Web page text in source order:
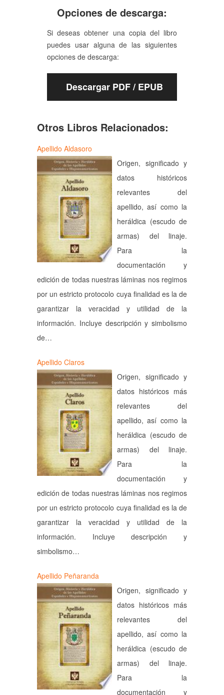
Opciones de descarga:
Si deseas obtener una copia del libro
puedes usar alguna de las siguientes
opciones de descarga:
Descargar PDF / EPUB
Otros Libros Relacionados:
Apellido Aldasoro
Origen, significado y
datos históricos
relevantes del
apellido, así como la
heráldica (escudo de
armas) del linaje.
Para la
documentación y
edición de todas nuestras láminas nos regimos
por un estricto protocolo cuya finalidad es la de
garantizar la veracidad y utilidad de la
información. Incluye descripción y simbolismo
de…
Apellido Claros
Origen, significado y
datos históricos más
relevantes del
apellido, así como la
heráldica (escudo de
armas) del linaje.
Para la
documentación y
edición de todas nuestras láminas nos regimos
por un estricto protocolo cuya finalidad es la de
garantizar la veracidad y utilidad de la
información. Incluye descripción y
simbolismo…
Apellido Peñaranda
Origen, significado y
datos históricos más
relevantes del
apellido, así como la
heráldica (escudo de
armas) del linaje.
Para la
documentación y